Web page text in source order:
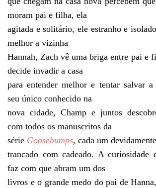
moram pai e filha, ela
agitada e solitário, ele estranho e
melhor a vizinha
Hannah, Zach vê uma briga entre pai e
decide invadir a casa
para entender melhor e tentar salvar a
seu único conhecido na
nova cidade, Champ e juntos
com todos os manuscritos da
série Goosebumps, cada um devidamente
trancado com cadeado. A curiosidade
faz com que abram um dos
livros e o grande medo do pai de